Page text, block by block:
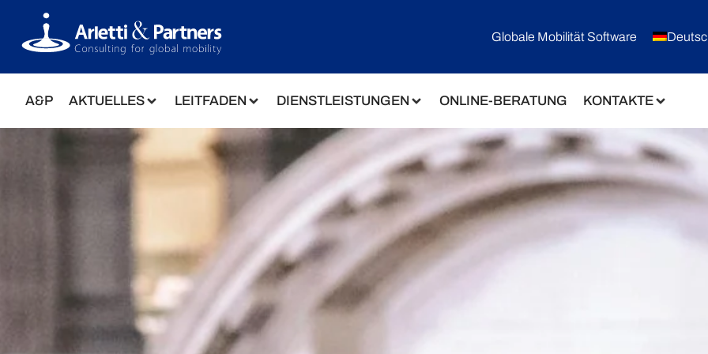
Globale Mobilität Software
A&P AKTUELLES LEITFADEN DIENSTLEISTUNGEN ONLINE-BERATUNG KONTAKTE